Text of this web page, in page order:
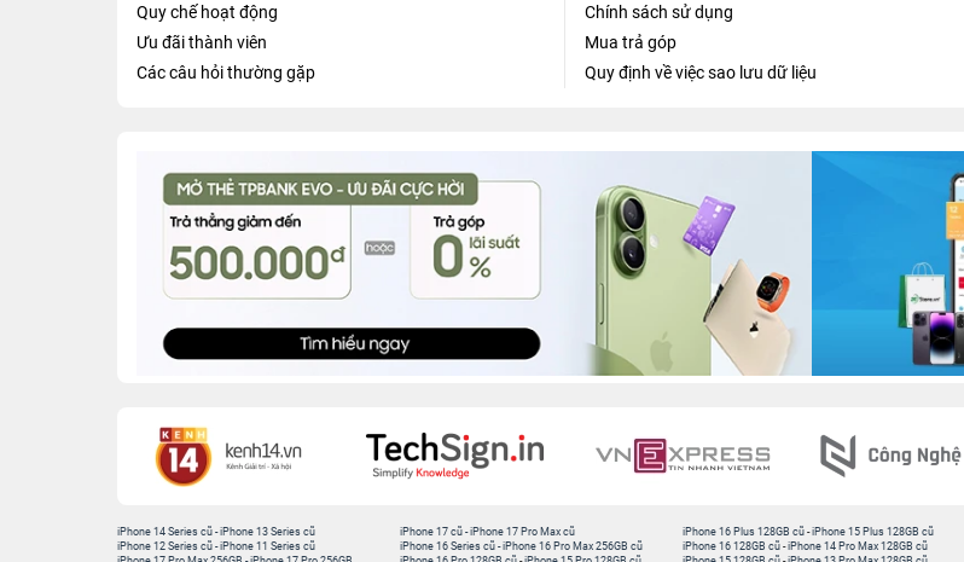
Quy chế hoạt động
Ưu đãi thành viên
Các câu hỏi thường gặp
Chính sách sử dụng
Mua trả góp
Quy định về việc sao lưu dữ liệu
iPhone 14 Series cũ -iPhone 13 Series cũ
iPhone 12 Series cũ -iPhone 11 Series cũ
iPhone 17 cũ -iPhone 17 Pro Max cũ
iPhone 16 Series cũ - iPhone 16 Pro Max 256GB cũ
iPhone 16 Plus 128GB cũ -iPhone 15 Plus 128GB cũ
iPhone 16 128GB cũ -iPhone 14 Pro Max 128GB cũ